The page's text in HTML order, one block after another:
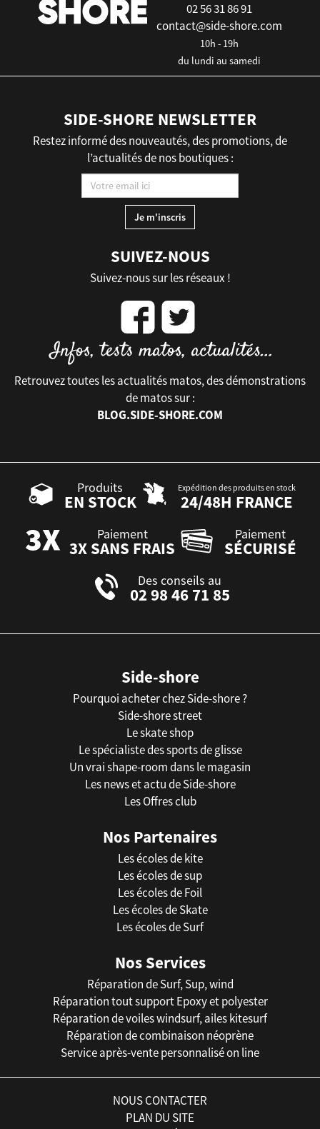
02 56 31 86 91
contact@side-shore.com
10h - 19h
du lundi au samedi
SIDE-SHORE NEWSLETTER
Restez informé des nouveautés, des promotions, de
l’actualités de nos boutiques :
SUIVEZ-NOUS
Suivez-nous sur les réseaux !
Retrouvez toutes les actualités matos, des démonstrations
de matos sur :
BLOG.SIDE-SHORE.COM
Produits
EN STOCK
Expédition des produits en stock
24/48H FRANCE
Paiement
3X SANS FRAIS
Paiement
SÉCURISÉ
Des conseils au
02 98 46 71 85
Side-shore
Pourquoi acheter chez Side-shore ?
Side-shore street
Le skate shop
Le spécialiste des sports de glisse
Un vrai shape-room dans le magasin
Les news et actu de Side-shore
Les Offres club
Nos Partenaires
Les écoles de kite
Les écoles de sup
Les écoles de Foil
Les écoles de Skate
Les écoles de Surf
Nos Services
Réparation de Surf, Sup, wind
Réparation tout support Epoxy et polyester
Réparation de voiles windsurf, ailes kitesurf
Réparation de combinaison néoprène
Service après-vente personnalisé on line
NOUS CONTACTER
PLAN DU SITE